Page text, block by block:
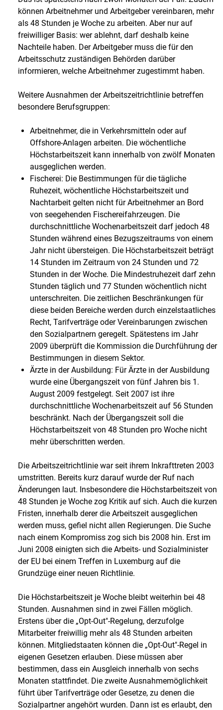
können Arbeitnehmer und Arbeitgeber vereinbaren, mehr
als 48 Stunden je Woche zu arbeiten. Aber nur auf
freiwilliger Basis: wer ablehnt, darf deshalb keine
Nachteile haben. Der Arbeitgeber muss die für den
Arbeitsschutz zuständigen Behörden darüber
informieren, welche Arbeitnehmer zugestimmt haben.
Weitere Ausnahmen der Arbeitszeitrichtlinie betreffen
besondere Berufsgruppen:
Arbeitnehmer, die in Verkehrsmitteln oder auf
Offshore-Anlagen arbeiten. Die wöchentliche
Höchstarbeitszeit kann innerhalb von zwölf Monaten
ausgeglichen werden.
Fischerei: Die Bestimmungen für die tägliche
Ruhezeit, wöchentliche Höchstarbeitszeit und
Nachtarbeit gelten nicht für Arbeitnehmer an Bord
von seegehenden Fischereifahrzeugen. Die
durchschnittliche Wochenarbeitszeit darf jedoch 48
Stunden während eines Bezugszeitraums von einem
Jahr nicht übersteigen. Die Höchstarbeitszeit beträgt
14 Stunden im Zeitraum von 24 Stunden und 72
Stunden in der Woche. Die Mindestruhezeit darf zehn
Stunden täglich und 77 Stunden wöchentlich nicht
unterschreiten. Die zeitlichen Beschränkungen für
diese beiden Bereiche werden durch einzelstaatliches
Recht, Tarifverträge oder Vereinbarungen zwischen
den Sozialpartnern geregelt. Spätestens im Jahr
2009 überprüft die Kommission die Durchführung der
Bestimmungen in diesem Sektor.
Ärzte in der Ausbildung: Für Ärzte in der Ausbildung
wurde eine Übergangszeit von fünf Jahren bis 1.
August 2009 festgelegt. Seit 2007 ist ihre
durchschnittliche Wochenarbeitszeit auf 56 Stunden
beschränkt. Nach der Übergangszeit soll die
Höchstarbeitszeit von 48 Stunden pro Woche nicht
mehr überschritten werden.
Die Arbeitszeitrichtlinie war seit ihrem Inkrafttreten 2003
umstritten. Bereits kurz darauf wurde der Ruf nach
Änderungen laut. Insbesondere die Höchstarbeitszeit von
48 Stunden je Woche zog Kritik auf sich. Auch die kurzen
Fristen, innerhalb derer die Arbeitszeit ausgeglichen
werden muss, gefiel nicht allen Regierungen. Die Suche
nach einem Kompromiss zog sich bis 2008 hin. Erst im
Juni 2008 einigten sich die Arbeits- und Sozialminister
der EU bei einem Treffen in Luxemburg auf die
Grundzüge einer neuen Richtlinie.
Die Höchstarbeitszeit je Woche bleibt weiterhin bei 48
Stunden. Ausnahmen sind in zwei Fällen möglich.
Erstens über die „Opt-Out"-Regelung, derzufolge
Mitarbeiter freiwillig mehr als 48 Stunden arbeiten
können. Mitgliedstaaten können die „Opt-Out"-Regel in
eigenen Gesetzen erlauben. Diese müssen aber
bestimmen, dass ein Ausgleich innerhalb von sechs
Monaten stattfindet. Die zweite Ausnahmemöglichkeit
führt über Tarifverträge oder Gesetze, zu denen die
Sozialpartner angehört wurden. Dann ist es erlaubt, den